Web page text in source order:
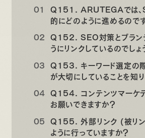
Q151. ARUTEGAでは、
的にどのように進めるので
Q152. SEO対策とブラン
うにリンクしているのでしょ
Q153. キーワード選定の
が大切にしていることを知
Q154. コンテンツマーケ
お願いできますか？
Q155. 外部リンク (被リ
ように行っていますか？